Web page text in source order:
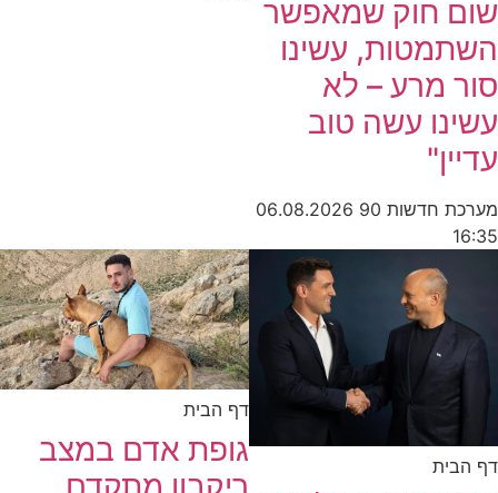
שום חוק שמאפשר
השתמטות, עשינו
סור מרע – לא
עשינו עשה טוב
עדיין"
מערכת חדשות 90
06.08.2026
16:35
דף הבית
דף הבית
גופת אדם במצב